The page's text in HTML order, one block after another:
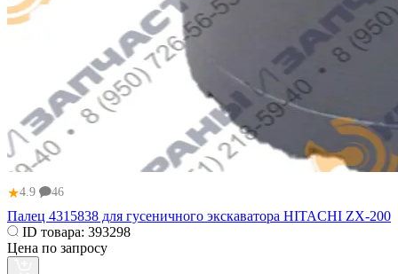
★4.9 46
Палец 4315838 для гусеничного экскаватора HITACHI ZX-200
ID товара: 393298
Цена по запросу